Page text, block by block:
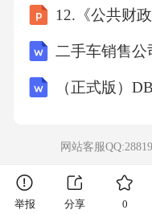
与集体、个人与
握好两者之间的平
符合社会的道德规
的偏差，不仅影响
二手车销售
网站客服
举报 分享 0